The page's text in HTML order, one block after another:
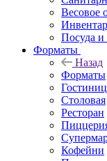
Весовое
Посуда
Форматы
Назад
Форматы
Столовая
Ресторан
Кофейни